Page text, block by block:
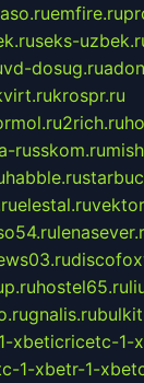
emfire.ru
seks-
vd-dosug.ru
krospr.ru
2rich.ru
russkom.ru
habble.ru
elestal.ru
hostel65.ru
gnalis.ru
1-xbeticricetc-1-
1-xbetr-1-